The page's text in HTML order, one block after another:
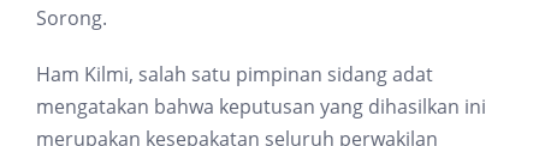
Sorong.
Ham Kilmi, salah satu pimpinan sidang adat
mengatakan bahwa keputusan yang dihasilkan ini
merupakan kesepakatan seluruh perwakilan